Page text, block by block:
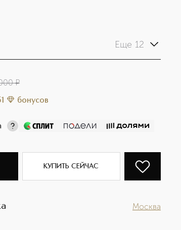
Еще 12
¤
бонусов
КУПИТЬ СЕЙЧАС
Москва